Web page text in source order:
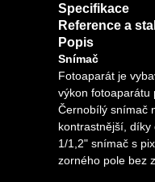
Specifikace
Reference a
Popis
Snímač
Fotoaparát je
výkon fotoaparátu
Černobílý snímač
kontrastnější, díky
1/1,2" snímač s
zorného pole bez